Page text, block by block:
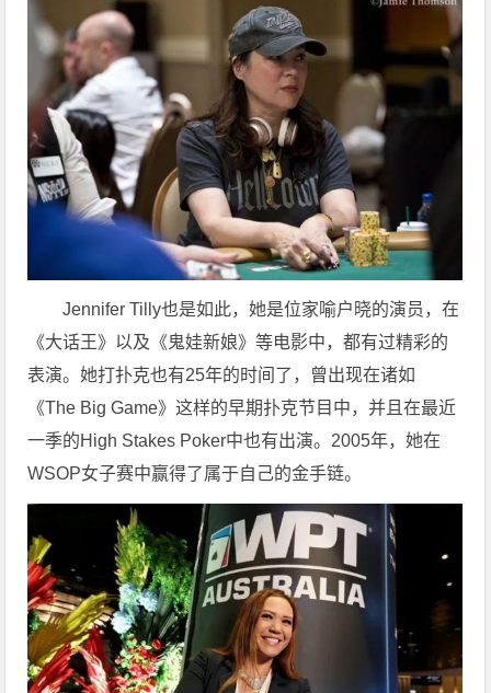
Jennifer Tilly也是如此，她是位家喻户晓的演员，在
《大话王》以及《鬼娃新娘》等电影中，都有过精彩的
表演。她打扑克也有25年的时间了，曾出现在诸如
《The Big Game》这样的早期扑克节目中，并且在最近
一季的High Stakes Poker中也有出演。2005年，她在
WSOP女子赛中赢得了属于自己的金手链。